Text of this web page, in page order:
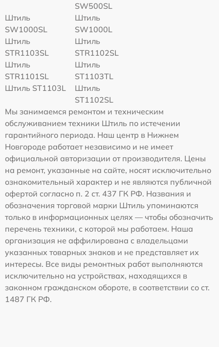
SW500SL
Штиль
SW1000SL
Штиль
SW1000L
Штиль
STR1103SL
Штиль
STR1102SL
Штиль
STR1101SL
Штиль
ST1103TL
Штиль ST1103L
Штиль
ST1102SL
Мы занимаемся ремонтом и техническим
обслуживанием техники Штиль по истечении
гарантийного периода. Наш центр в Нижнем
Новгороде работает независимо и не имеет
официальной авторизации от производителя. Цены
на ремонт, указанные на сайте, носят исключительно
ознакомительный характер и не являются публичной
офертой согласно п. 2 ст. 437 ГК РФ. Названия и
обозначения торговой марки Штиль упоминаются
только в информационных целях — чтобы обозначить
перечень техники, с которой мы работаем. Наша
организация не аффилирована с владельцами
указанных товарных знаков и не представляет их
интересы. Все виды ремонтных работ выполняются
исключительно на устройствах, находящихся в
законном гражданском обороте, в соответствии со ст.
1487 ГК РФ.